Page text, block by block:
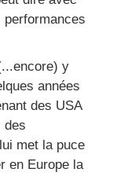
y
années
des USA
des
met la puce
en Europe la